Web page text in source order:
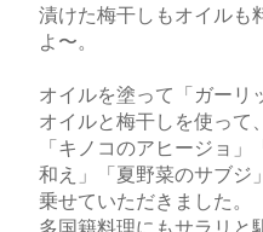
漬けた梅干しもオイルも
よ〜。
オイルを塗って「ガーリ
オイルと梅干しを使って、
「キノコのアヒージョ
和え」「夏野菜のサブジ
乗せていただきました。
多国籍料理にもサラリと